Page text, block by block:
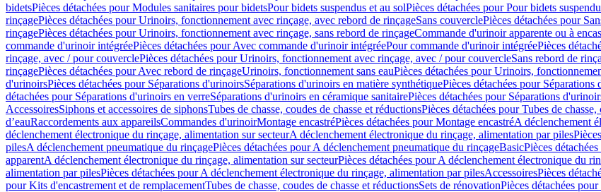
bidetsPièces détachées pour Modules sanitaires pour bidetsPour bidets suspendus et au solPièces détachées pour Pour bidets
rinçagePièces détachées pour Urinoirs, fonctionnement avec rinçage, avec rebord de rinçageSans couverclePièces détachées pour
rinçagePièces détachées pour Urinoirs, fonctionnement avec rinçage, sans rebord de rinçageCommande d'urinoir apparente ou à
commande d'urinoir intégréePièces détachées pour Avec commande d'urinoir intégréePour commande d'urinoir intégréePièces
rinçage, avec / pour couverclePièces détachées pour Urinoirs, fonctionnement avec rinçage, avec / pour couvercleSans rebord de
rinçagePièces détachées pour Avec rebord de rinçageUrinoirs, fonctionnement sans eauPièces détachées pour Urinoirs,
d'urinoirsPièces détachées pour Séparations d'urinoirsSéparations d'urinoirs en matière synthétiquePièces détachées pour
détachées pour Séparations d'urinoirs en verreSéparations d'urinoirs en céramique sanitairePièces détachées pour Séparations
AccessoiresSiphons et accessoires de siphonsTubes de chasse, coudes de chasse et réductionsPièces détachées pour Tubes de
d’eauRaccordements aux appareilsCommandes d'urinoirMontage encastréPièces détachées pour Montage encastréA déclenchement
déclenchement électronique du rinçage, alimentation sur secteurA déclenchement électronique du rinçage, alimentation par piles
pilesA déclenchement pneumatique du rinçagePièces détachées pour A déclenchement pneumatique du rinçageBasicPièces
apparentA déclenchement électronique du rinçage, alimentation sur secteurPièces détachées pour A déclenchement électronique du
alimentation par pilesPièces détachées pour A déclenchement électronique du rinçage, alimentation par pilesAccessoiresPièces
pour Kits d'encastrement et de remplacementTubes de chasse, coudes de chasse et réductionsSets de rénovationPièces détachées